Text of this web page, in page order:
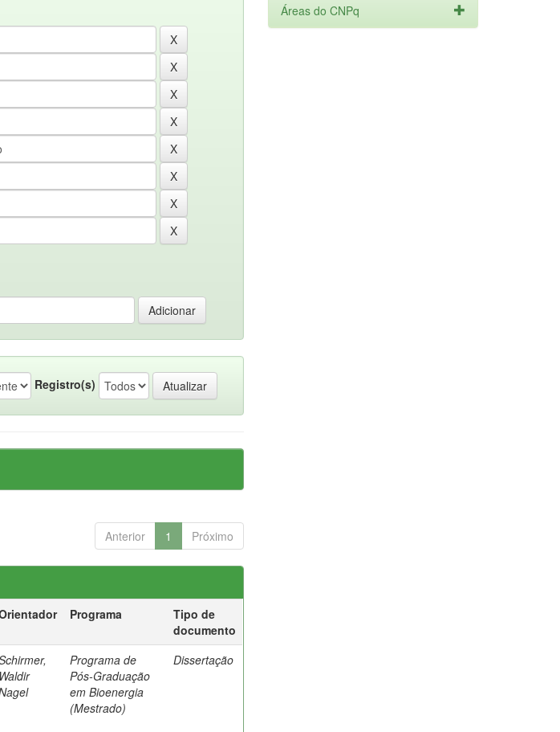
Registro(s)
Anterior 1 Próximo
Programa
Tipo de
documento
Waldir
Programa de
Pós-Graduação
em Bioenergia
(Mestrado)
Dissertação
Áreas do CNPq